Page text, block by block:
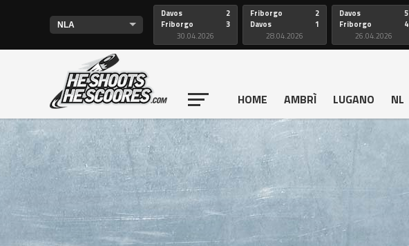
Davos
Friborgo
2
3
30.04.2026
Friborgo
Davos
2
1
28.04.2026
Davos
Friborgo
5
4
26.04.2026
HOME AMBRÌ LUGANO NL